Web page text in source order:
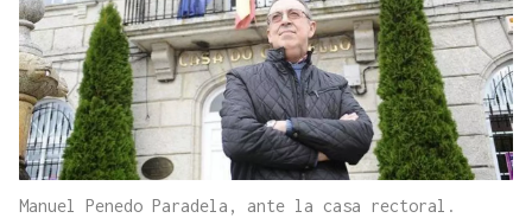
Manuel Penedo Paradela, ante la casa rectoral.